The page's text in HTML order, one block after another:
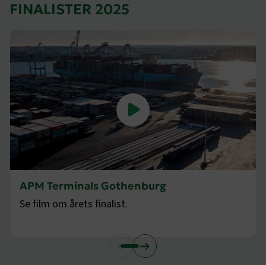
FINALISTER 2025
APM Terminals Gothenburg
Se film om årets finalist.